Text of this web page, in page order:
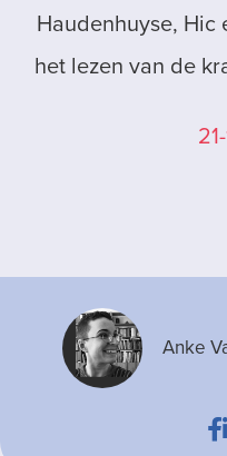
Haudenhuyse, Hic
het lezen van de
Anke